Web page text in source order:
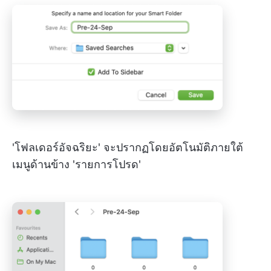
'โฟลเดอร์อัจฉริยะ' จะปรากฏโดยอัตโนมัติภายใต้
เมนูด้านข้าง 'รายการโปรด'